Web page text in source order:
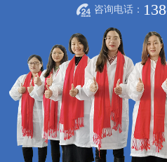
咨询电话：